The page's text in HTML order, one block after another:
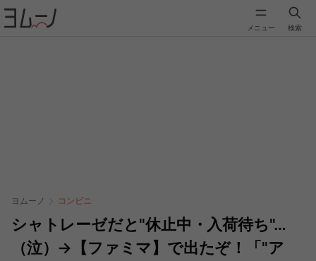
メニュー 検索
ヨムーノ コンビニ
シャトレーゼだと"休止中・入荷待ち"…
（泣）→【ファミマ】で出たぞ！「"ア